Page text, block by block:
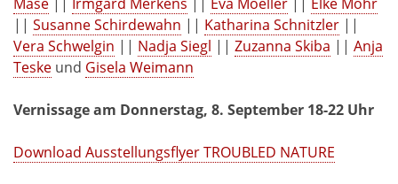
|| Susanne Schirdewahn || Katharina Schnitzler ||
Vera Schwelgin || Nadja Siegl || Zuzanna Skiba || Anja
Teske und Gisela Weimann
Vernissage am Donnerstag, 8. September 18-22 Uhr
Download Ausstellungsflyer TROUBLED NATURE